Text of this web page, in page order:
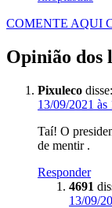
COMENTE AQUI
Opinião dos
Pixuleco disse:
13/09/2021 às
Taí! O
de mentir .
Responder
4691
13/09/